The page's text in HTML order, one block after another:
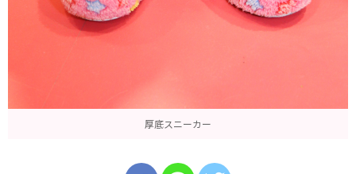
厚底スニーカー